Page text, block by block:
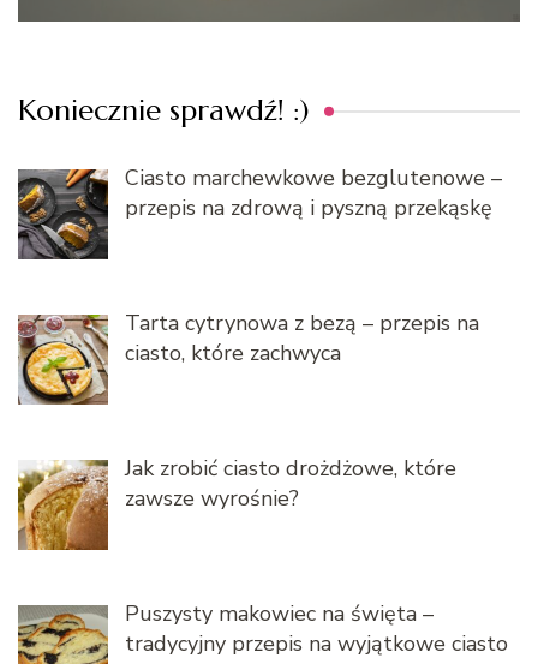
Koniecznie sprawdź! :)
Ciasto marchewkowe bezglutenowe –
przepis na zdrową i pyszną przekąskę
Tarta cytrynowa z bezą – przepis na
ciasto, które zachwyca
Jak zrobić ciasto drożdżowe, które
zawsze wyrośnie?
Puszysty makowiec na święta –
tradycyjny przepis na wyjątkowe ciasto